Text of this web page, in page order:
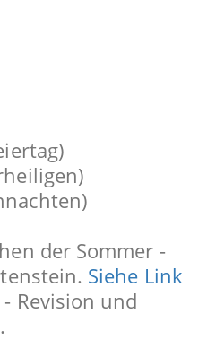
der Sommer -
Siehe Link
Revision und